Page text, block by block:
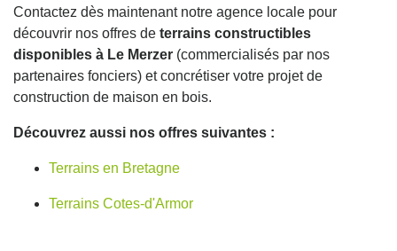
Contactez dès maintenant notre agence locale pour
découvrir nos offres de terrains constructibles
disponibles à Le Merzer (commercialisés par nos
partenaires fonciers) et concrétiser votre projet de
construction de maison en bois.
Découvrez aussi nos offres suivantes :
Terrains en Bretagne
Terrains Cotes-d'Armor